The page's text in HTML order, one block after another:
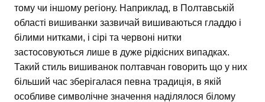
тому чи іншому регіону. Наприклад, в Полтавській
області вишиванки зазвичай вишиваються гладдю і
білими нитками, і сірі та червоні нитки
застосовуються лише в дуже рідкісних випадках.
Такий стиль вишиванок полтавчан говорить що у них
більший час зберігалася певна традиція, в якій
особливе символічне значення наділялося білому